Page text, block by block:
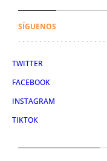
SÍGUENOS
TWITTER
FACEBOOK
INSTAGRAM
TIKTOK